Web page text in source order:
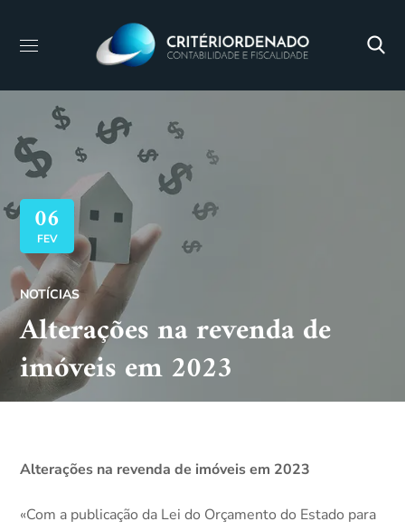
06
FEV
NOTÍCIAS
Alterações na revenda de
imóveis em 2023
Alterações na revenda de imóveis em 2023
«Com a publicação da Lei do Orçamento do Estado para